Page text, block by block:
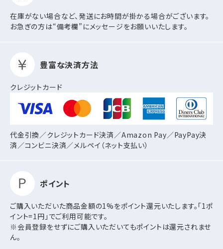
在庫がない場合など、発送にお時間が掛かる場合がございます。
お急ぎの方は“備考欄”にメッセージをお願いいたします。
豊富な決済方法
クレジットカード
代金引換／クレジットカード決済／Amazon Pay／PayPay決
済／コンビニ決済／メルペイ（ネット支払い）
ポイント
ご購入いただいた商品金額の1%をポイント還元いたします。「1ポ
イント=1円」でご利用可能です。
※会員登録をせずにご購入いただいてもポイントは還元されませ
ん。